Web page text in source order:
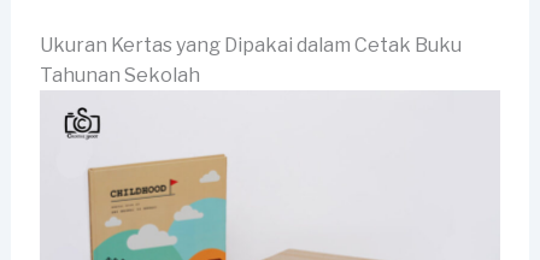
Ukuran Kertas yang Dipakai dalam Cetak Buku
Tahunan Sekolah